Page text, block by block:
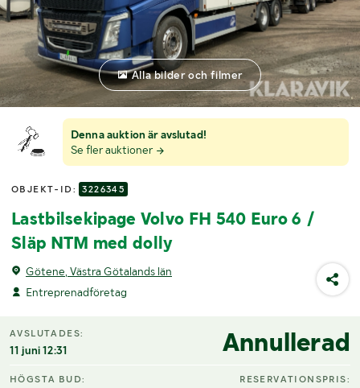
Denna auktion är avslutad!
Se fler auktioner
OBJEKT-ID: 3226345
Lastbilsekipage Volvo FH 540 Euro 6 /
Släp NTM med dolly
Götene, Västra Götalands län
Entreprenadföretag
Alla bilder och filmer
AVSLUTADES:
11 juni 12:31 Annullerad
HÖGSTA BUD: RESERVATIONSPRIS: